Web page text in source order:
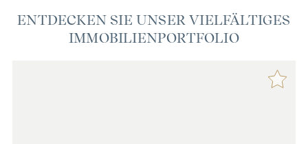
ENTDECKEN SIE UNSER VIELFÄLTIGES
IMMOBILIENPORTFOLIO